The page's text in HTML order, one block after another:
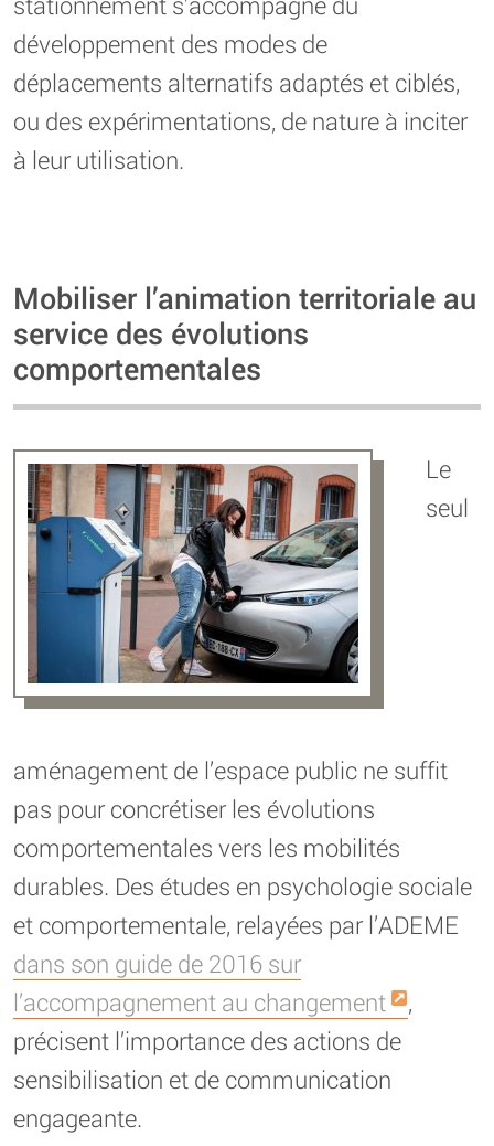
développement des modes de
déplacements alternatifs adaptés et ciblés,
ou des expérimentations, de nature à inciter
à leur utilisation.
Mobiliser l’animation territoriale au
service des évolutions
comportementales
Le
seul
aménagement de l’espace public ne suffit
pas pour concrétiser les évolutions
comportementales vers les mobilités
durables. Des études en psychologie sociale
et comportementale, relayées par l’ADEME
dans son guide de 2016 sur
l’accompagnement au changement
,
précisent l’importance des actions de
sensibilisation et de communication
engageante.